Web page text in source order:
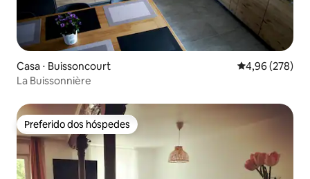
Casa ⋅ Buissoncourt 4,96 de uma
4,96 (278)
La Buissonnière
Preferido dos hóspedes
Preferido dos hóspedes